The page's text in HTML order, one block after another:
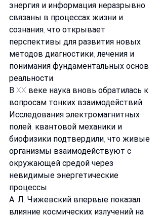
энергия и информация неразрывно
связаны в процессах жизни и
сознания, что открывает
перспективы для развития новых
методов диагностики, лечения и
понимания фундаментальных основ
реальности.
В XX веке наука вновь обратилась к
вопросам тонких взаимодействий.
Исследования электромагнитных
полей, квантовой механики и
биофизики подтвердили, что живые
организмы взаимодействуют с
окружающей средой через
невидимые энергетические
процессы.
А. Л. Чижевский впервые показал
влияние космических излучений на